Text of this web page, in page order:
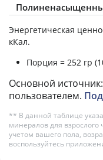
Энергетическая
кКал.
Порция = 252 гр
Основной
пользователем.
** В данной таблице
минералов для взрослого
учетом вашего пола,
воспользуйтесь